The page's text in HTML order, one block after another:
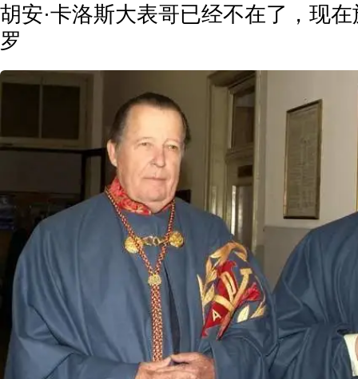
胡安·卡洛斯大表哥已经不在了，现
罗